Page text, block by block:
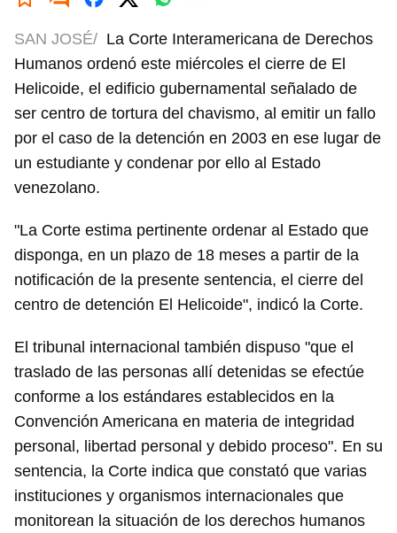
SAN JOSÉ/ La Corte Interamericana de Derechos
Humanos ordenó este miércoles el cierre de El
Helicoide, el edificio gubernamental señalado de
ser centro de tortura del chavismo, al emitir un fallo
por el caso de la detención en 2003 en ese lugar de
un estudiante y condenar por ello al Estado
venezolano.
"La Corte estima pertinente ordenar al Estado que
disponga, en un plazo de 18 meses a partir de la
notificación de la presente sentencia, el cierre del
centro de detención El Helicoide", indicó la Corte.
El tribunal internacional también dispuso "que el
traslado de las personas allí detenidas se efectúe
conforme a los estándares establecidos en la
Convención Americana en materia de integridad
personal, libertad personal y debido proceso". En su
sentencia, la Corte indica que constató que varias
instituciones y organismos internacionales que
monitorean la situación de los derechos humanos